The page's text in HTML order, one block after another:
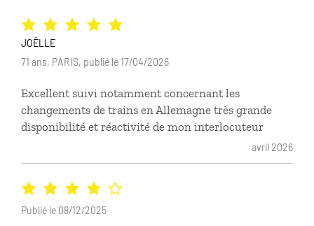
Excellent suivi notamment concernant les
changements de trains en Allemagne très grande
disponibilité et réactivité de mon interlocuteur
avril 2026
JOËLLE
71 ans, PARIS, publié le 17/04/2026
Publié le 08/12/2025